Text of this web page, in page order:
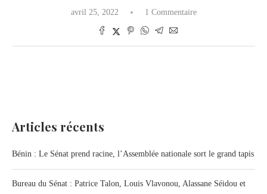
avril 25, 2022 1 Commentaire
Articles récents
Bénin : Le Sénat prend racine, l’Assemblée nationale sort le grand tapis
Bureau du Sénat : Patrice Talon, Louis Vlavonou, Alassane Séidou et